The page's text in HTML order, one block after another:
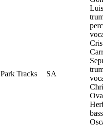
Park Tracks SA